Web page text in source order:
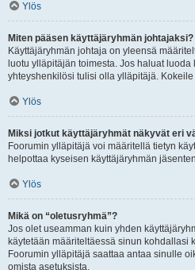
Ylös
Miten pääsen käyttäjäryhmän johtajaksi?
Käyttäjäryhmän johtaja on yleensä
luotu ylläpitäjän toimesta. Jos haluat
yhteyshenkilösi tulisi olla ylläpitäjä.
Ylös
Miksi jotkut käyttäjäryhmät näkyvät eri
Foorumin ylläpitäjä voi määritellä tietyn
helpottaa kyseisen käyttäjäryhmän
Ylös
Mikä on “oletusryhmä”?
Jos olet useamman kuin yhden
käytetään määriteltäessä sinun kohdallasi
Foorumin ylläpitäjä saattaa antaa sinulle
omista asetuksista.